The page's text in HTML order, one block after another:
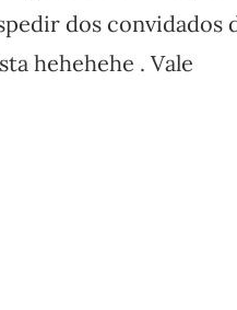
dos convidados
hehehehe . Vale